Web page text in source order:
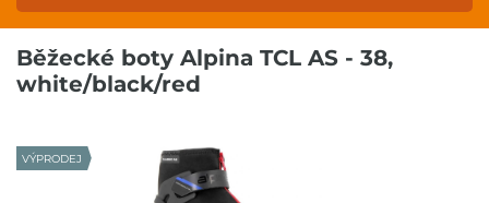
Běžecké boty Alpina TCL AS - 38,
white/black/red
VÝPRODEJ